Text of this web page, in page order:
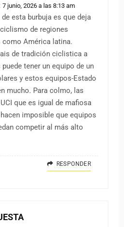
7 junio, 2026 a las 8:13 am
esta burbuja es que deja
de regiones
como América latina.
de tradición ciclistica a
puede tener un equipo de un
y estos equipos-Estado
mucho. Para colmo, las
que es igual de mafiosa
hacen imposible que equipos
competir al más alto
RESPONDER